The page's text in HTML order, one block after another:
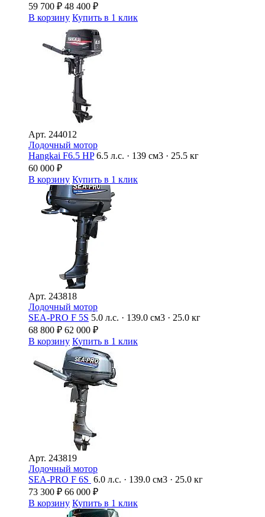
59 700 ₽ 48 400 ₽
В корзину Купить в 1 клик
Арт. 244012
Лодочный мотор
Hangkai F6.5 HP 6.5 л.с. · 139 см3 · 25.5 кг
60 000 ₽
В корзину Купить в 1 клик
Арт. 243818
Лодочный мотор
SEA-PRO F 5S 5.0 л.с. · 139.0 см3 · 25.0 кг
68 800 ₽ 62 000 ₽
В корзину Купить в 1 клик
Арт. 243819
Лодочный мотор
SEA-PRO F 6S 6.0 л.с. · 139.0 см3 · 25.0 кг
73 300 ₽ 66 000 ₽
В корзину Купить в 1 клик